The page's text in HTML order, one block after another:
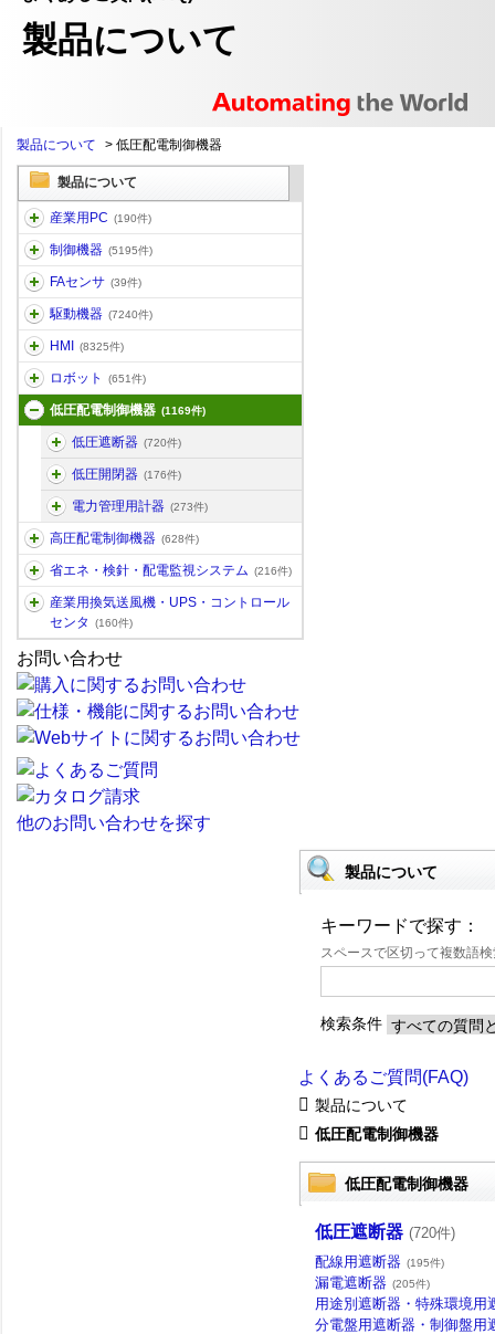
製品について
製品について > 低圧配電制御機器
製品について
産業用PC (190件)
制御機器 (5195件)
FAセンサ (39件)
駆動機器 (7240件)
HMI (8325件)
ロボット (651件)
低圧配電制御機器 (1169件)
低圧遮断器 (720件)
低圧開閉器 (176件)
電力管理用計器 (273件)
高圧配電制御機器 (628件)
省エネ・検針・配電監視システム (216件)
産業用換気送風機・UPS・コントロール
センタ
(160件)
お問い合わせ
他のお問い合わせを探す
製品について
キーワードで探す：
スペースで区切って複数語
検索条件
よくあるご質問(FAQ)
製品について
低圧配電制御機器
低圧配電制御機器
低圧遮断器 (720件)
配線用遮断器 (195件)
漏電遮断器 (205件)
用途別遮断器・特殊環境用
分電盤用遮断器・制御盤用